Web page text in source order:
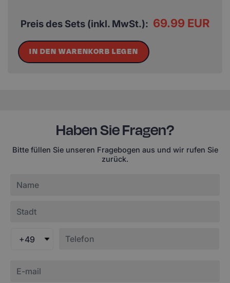
Preis des Sets (inkl. MwSt.): 69.99 EUR
IN DEN WARENKORB LEGEN
Haben Sie Fragen?
Bitte füllen Sie unseren Fragebogen aus und wir rufen Sie
zurück.
+49